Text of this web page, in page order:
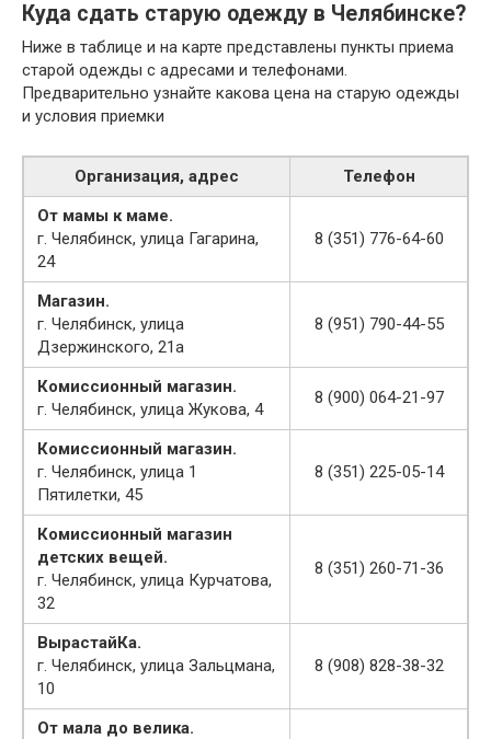
Куда сдать старую одежду в Челябинске?
Ниже в таблице и на карте представлены пункты приема
старой одежды с адресами и телефонами.
Предварительно узнайте какова цена на старую одежды
и условия приемки
Организация, адрес
Телефон
От мамы к маме.
г. Челябинск, улица Гагарина,
24
8 (351) 776-64-60
Магазин.
г. Челябинск, улица
Дзержинского, 21а
8 (951) 790-44-55
Комиссионный магазин.
г. Челябинск, улица Жукова, 4
8 (900) 064-21-97
Комиссионный магазин.
г. Челябинск, улица 1
Пятилетки, 45
8 (351) 225-05-14
Комиссионный магазин
детских вещей.
г. Челябинск, улица Курчатова,
32
8 (351) 260-71-36
ВырастайКа.
г. Челябинск, улица Зальцмана,
10
8 (908) 828-38-32
От мала до велика.